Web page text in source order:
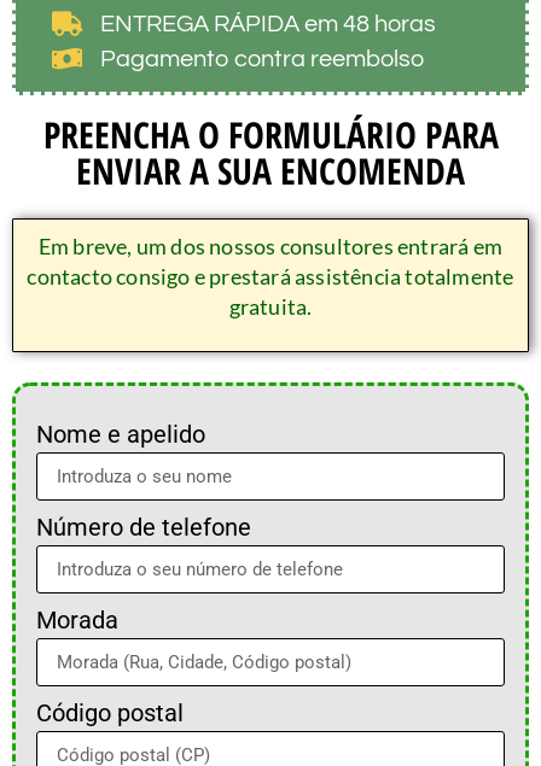
ENTREGA RÁPIDA em 48 horas
Pagamento contra reembolso
PREENCHA O FORMULÁRIO PARA
ENVIAR A SUA ENCOMENDA
Em breve, um dos nossos consultores entrará em
contacto consigo e prestará assistência totalmente
gratuita.
Nome e apelido
Número de telefone
Morada
Código postal